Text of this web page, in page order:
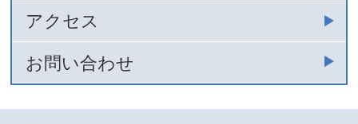
アクセス
お問い合わせ